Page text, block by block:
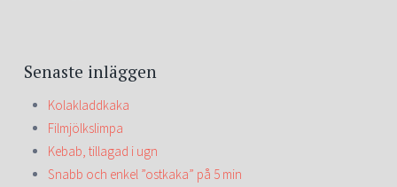
Senaste inläggen
Kolakladdkaka
Filmjölkslimpa
Kebab, tillagad i ugn
Snabb och enkel ”ostkaka” på 5 min